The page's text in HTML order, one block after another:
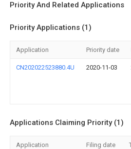
Priority And Related Applications
Priority Applications (1)
Application Priority date
CN202022523880.4U 2020-11-03
Applications Claiming Priority (1)
Application Filing date